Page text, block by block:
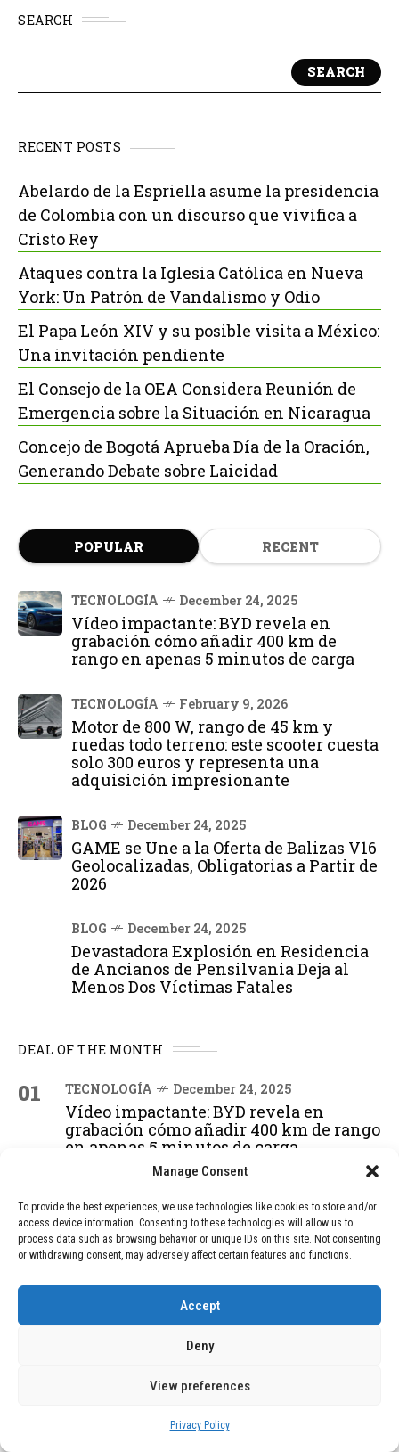
Manage Consent
To provide the best experiences, we use technologies like cookies to store and/or
access device information. Consenting to these technologies will allow us to
process data such as browsing behavior or unique IDs on this site. Not consenting
or withdrawing consent, may adversely affect certain features and functions.
Accept
Deny
View preferences
Privacy Policy
SEARCH
SEARCH
RECENT POSTS
Abelardo de la Espriella asume la presidencia
de Colombia con un discurso que vivifica a
Cristo Rey
Ataques contra la Iglesia Católica en Nueva
York: Un Patrón de Vandalismo y Odio
El Papa León XIV y su posible visita a México:
Una invitación pendiente
El Consejo de la OEA Considera Reunión de
Emergencia sobre la Situación en Nicaragua
Concejo de Bogotá Aprueba Día de la Oración,
Generando Debate sobre Laicidad
POPULAR RECENT
TECNOLOGÍA December 24, 2025
Vídeo impactante: BYD revela en
grabación cómo añadir 400 km de
rango en apenas 5 minutos de carga
TECNOLOGÍA February 9, 2026
Motor de 800 W, rango de 45 km y
ruedas todo terreno: este scooter cuesta
solo 300 euros y representa una
adquisición impresionante
BLOG December 24, 2025
GAME se Une a la Oferta de Balizas V16
Geolocalizadas, Obligatorias a Partir de
2026
BLOG December 24, 2025
Devastadora Explosión en Residencia
de Ancianos de Pensilvania Deja al
Menos Dos Víctimas Fatales
DEAL OF THE MONTH
01 TECNOLOGÍA December 24, 2025
Vídeo impactante: BYD revela en
grabación cómo añadir 400 km de rango
en apenas 5 minutos de carga
02 TECNOLOGÍA February 9, 2026
Motor de 800 W, rango de 45 km y
ruedas todo terreno: este scooter cuesta
adquisición impresionante
December 24, 2025
Geolocalizadas, Obligatorias a Partir de